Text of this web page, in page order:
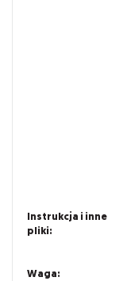
Instrukcja i inne
pliki:
Waga: